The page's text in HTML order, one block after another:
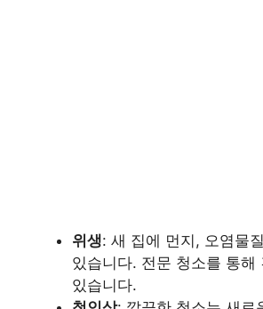
위생: 새 집에 먼지, 오염물
있습니다. 전문 청소를 통해
있습니다.